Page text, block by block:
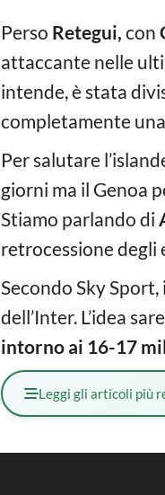
Perso Retegui, con
attaccante nelle
intende, è stata
completamente
Per salutare
giorni ma il Genoa
Stiamo parlando di
retrocessione degli
Secondo Sky
dell’Inter. L’idea
intorno ai 16-17
Leggi gli articoli più